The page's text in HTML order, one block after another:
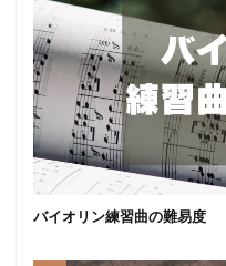
バイオリン練習曲の難易度